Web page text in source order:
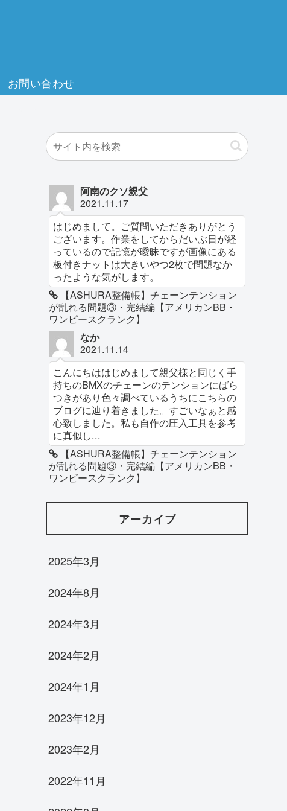
お問い合わせ
阿南のクソ親父
2021.11.17
はじめまして。ご質問いただきありがとう
ございます。作業をしてからだいぶ日が経
っているので記憶が曖昧ですが画像にある
板付きナットは大きいやつ2枚で問題なか
ったような気がします。
【ASHURA整備帳】チェーンテンション
が乱れる問題③・完結編【アメリカンBB・
ワンピースクランク】
なか
2021.11.14
こんにちははじめまして親父様と同じく手
持ちのBMXのチェーンのテンションにばら
つきがあり色々調べているうちにこちらの
ブログに辿り着きました。すごいなぁと感
心致しました。私も自作の圧入工具を参考
に真似し...
【ASHURA整備帳】チェーンテンション
が乱れる問題③・完結編【アメリカンBB・
ワンピースクランク】
アーカイブ
2025年3月
2024年8月
2024年3月
2024年2月
2024年1月
2023年12月
2023年2月
2022年11月